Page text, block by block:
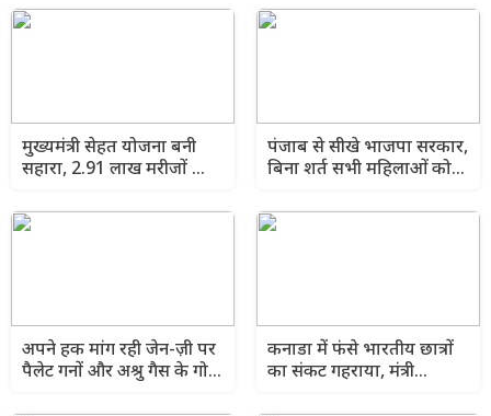
विधेयक-2026' को दी स्वीकृति
मुख्यमंत्री सेहत योजना बनी
सहारा, 2.91 लाख मरीजों को
पंजाब से सीखे भाजपा सरकार,
बिना शर्त सभी महिलाओं को
अरविंद केजरीवाल
अपने हक मांग रही जेन-ज़ी पर
पैलेट गनों और अश्रु गैस के गोले
कनाडा में फंसे भारतीय छात्रों
का संकट गहराया, मंत्री